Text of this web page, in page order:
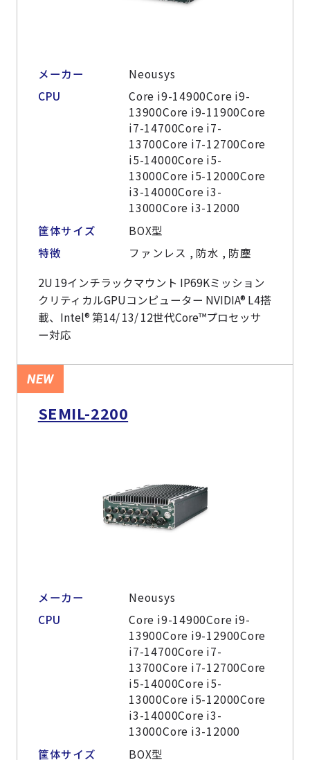
メーカー
Neousys
CPU
Core i9-14900Core i9-
13900Core i9-11900Core
i7-14700Core i7-
13700Core i7-12700Core
i5-14000Core i5-
13000Core i5-12000Core
i3-14000Core i3-
13000Core i3-12000
筐体サイズ
BOX型
特徴
ファンレス , 防水 , 防塵
2U 19インチラックマウント IP69Kミッション
クリティカルGPUコンピューター NVIDIA® L4搭
載、Intel® 第14/ 13/ 12世代Core™プロセッサ
ー対応
NEW
SEMIL-2200
メーカー
Neousys
CPU
Core i9-14900Core i9-
13900Core i9-12900Core
i7-14700Core i7-
13700Core i7-12700Core
i5-14000Core i5-
13000Core i5-12000Core
i3-14000Core i3-
13000Core i3-12000
筐体サイズ
BOX型